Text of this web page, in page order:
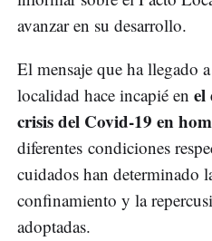
avanzar en su desarrollo.
El mensaje que ha llegado
localidad hace incapié en el
crisis del Covid-19 en
diferentes condiciones
cuidados han determinado
confinamiento y la
adoptadas.